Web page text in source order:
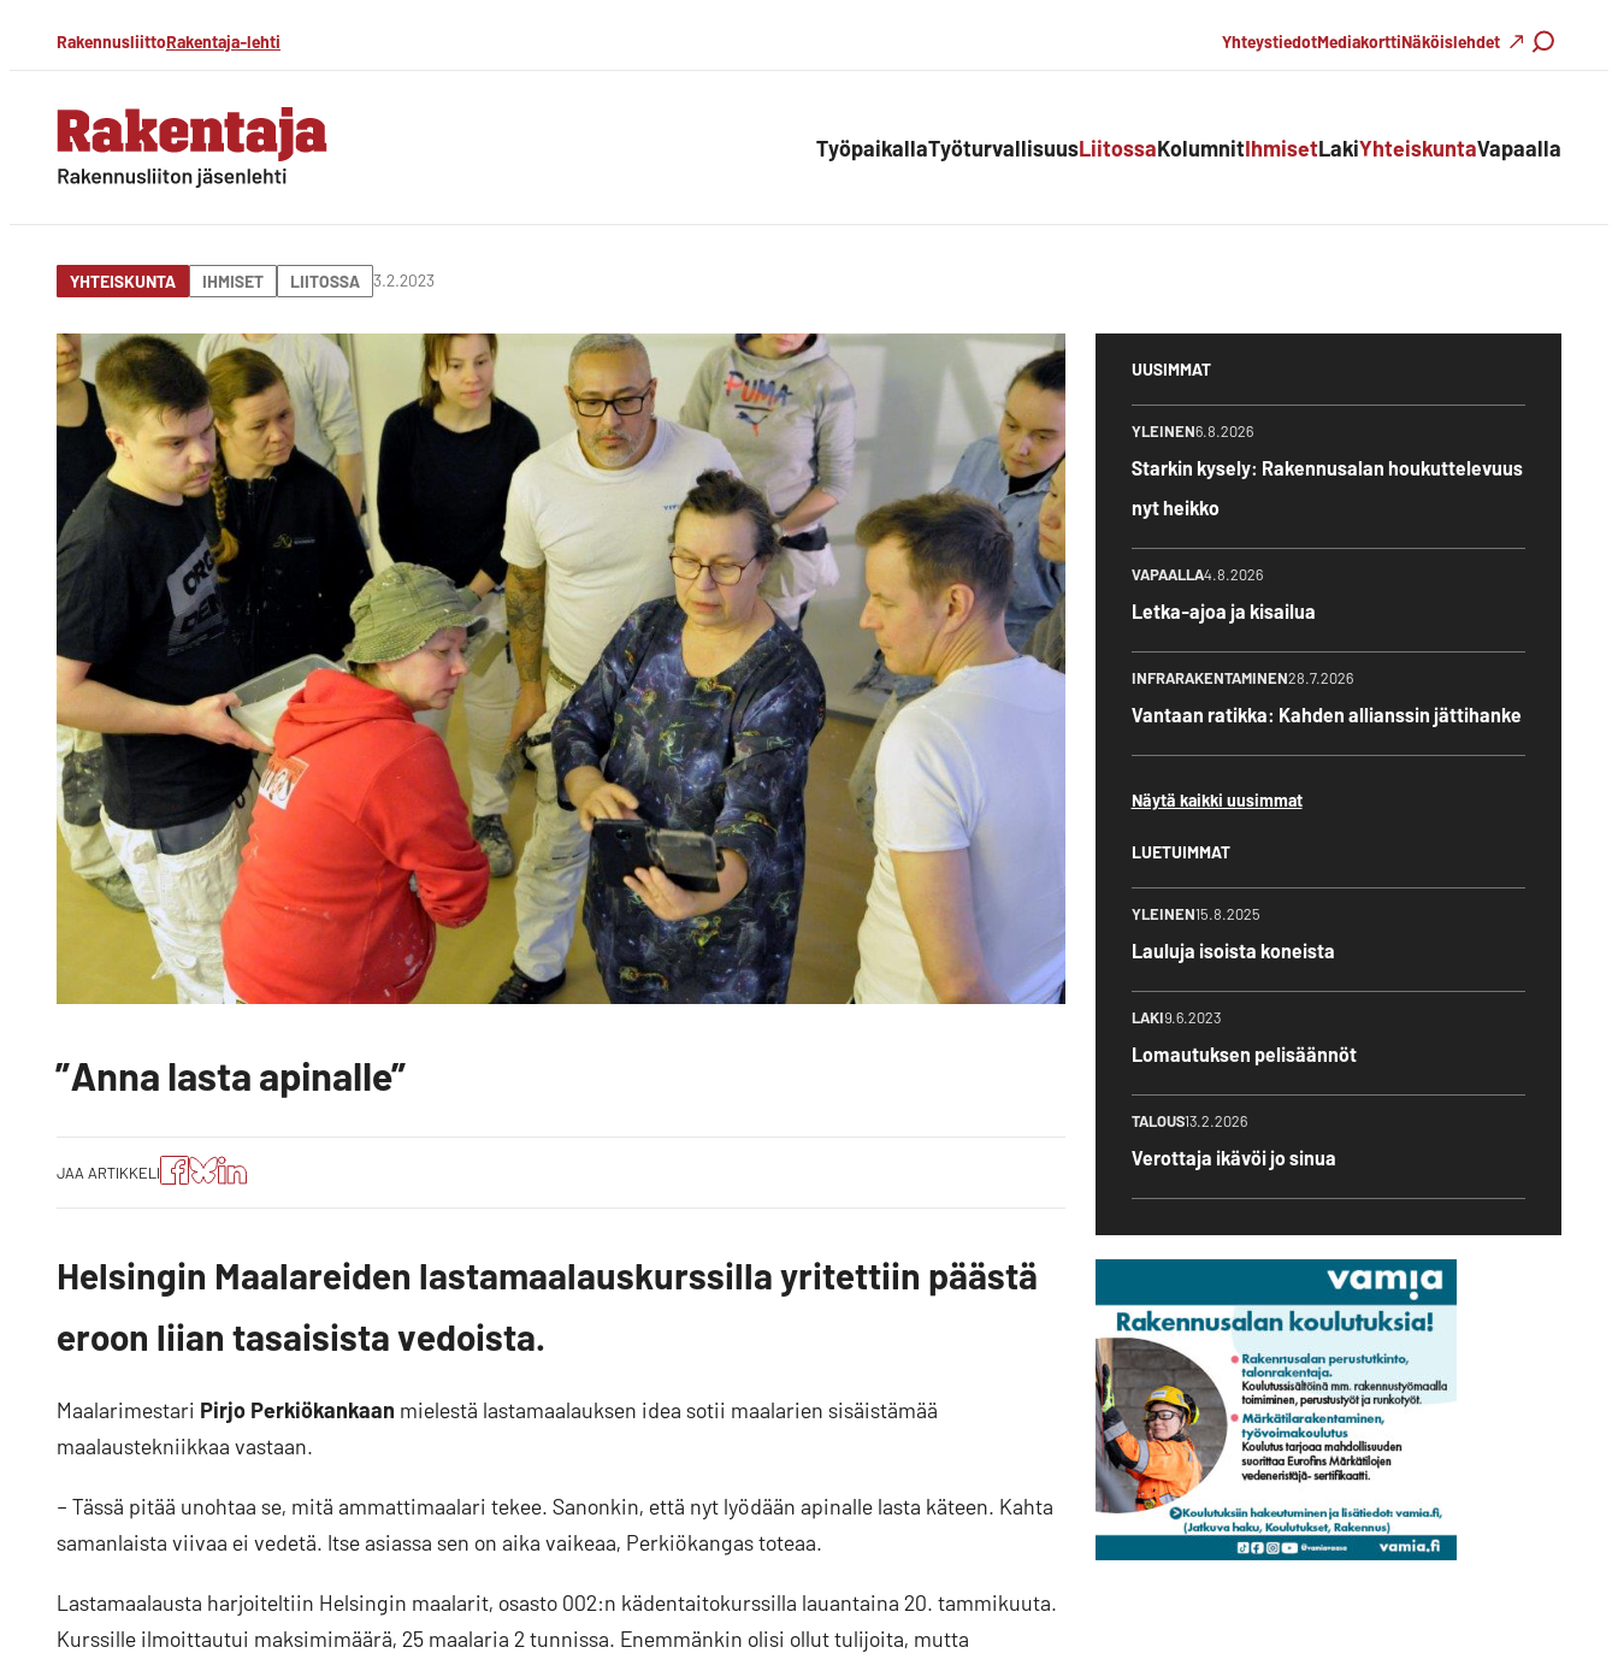
Siirry
suoraan
sisältöön
RakennusliittoRakentaja-lehti YhteystiedotMediakorttiNäköislehdet
Haku
Rakentaja-lehti TyöpaikallaTyöturvallisuusLiitossaKolumnitIhmisetLakiYhteiskuntaVapaalla
YHTEISKUNTA IHMISET LIITOSSA 3.2.2023
”Anna lasta apinalle”
JAA ARTIKKELI
JaaJaaJako:
Helsingin Maalareiden lastamaalauskurssilla yritettiin päästä
eroon liian tasaisista vedoista.
Maalarimestari Pirjo Perkiökankaan mielestä lastamaalauksen idea sotii maalarien sisäistämää
maalaustekniikkaa vastaan.
– Tässä pitää unohtaa se, mitä ammattimaalari tekee. Sanonkin, että nyt lyödään apinalle lasta käteen. Kahta
samanlaista viivaa ei vedetä. Itse asiassa sen on aika vaikeaa, Perkiökangas toteaa.
Lastamaalausta harjoiteltiin Helsingin maalarit, osasto 002:n kädentaitokurssilla lauantaina 20. tammikuuta.
Kurssille ilmoittautui maksimimäärä, 25 maalaria 2 tunnissa. Enemmänkin olisi ollut tulijoita, mutta
UUSIMMAT
YLEINEN6.8.2026
Starkin kysely: Rakennusalan houkuttelevuus
nyt heikko
VAPAALLA4.8.2026
Letka-ajoa ja kisailua
INFRARAKENTAMINEN28.7.2026
Vantaan ratikka: Kahden allianssin jättihanke
Näytä kaikki uusimmat
LUETUIMMAT
YLEINEN15.8.2025
Lauluja isoista koneista
LAKI9.6.2023
Lomautuksen pelisäännöt
TALOUS13.2.2026
Verottaja ikävöi jo sinua